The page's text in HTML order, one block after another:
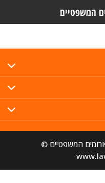
המשפטיים
המשפטיים ©